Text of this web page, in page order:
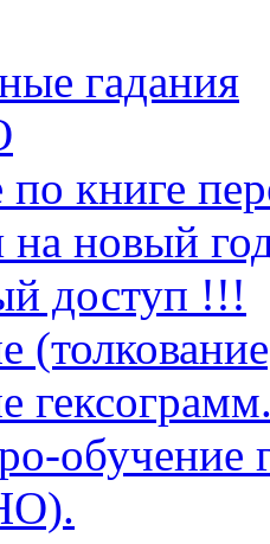
гадания
по книге
на новый
доступ !!!
обучение